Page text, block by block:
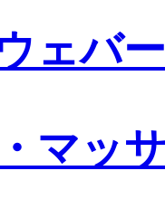
ェバー
マッ